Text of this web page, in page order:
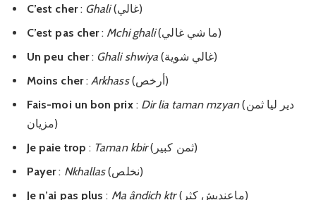
C’est cher: Ghali
(غالي)
C’est pas cher: Mchi ghali
(ما شي غالي)
Un peu cher: Ghali shwiya
(غالي شوية)
Moins cher:Arkhass
(أرخص)
Fais-moi un bon prix: Dir lia taman mzyan(دير ليا ثمن
مزيان)
Je paie trop : Taman kbir
(ثمن كبير)
Payer: Nkhallas
(نخلص)
Je n’ai pas plus : Ma ândich ktr (ماعنديش كثر)